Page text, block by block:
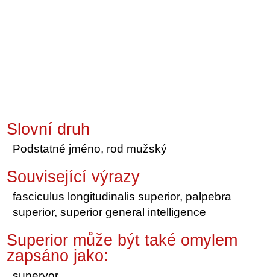
Slovní druh
Podstatné jméno, rod mužský
Související výrazy
fasciculus longitudinalis superior, palpebra
superior, superior general intelligence
Superior může být také omylem
zapsáno jako: